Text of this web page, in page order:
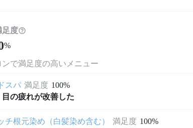
足度
%
で満足度の高いメニュー
スパ 満足度 100%
の疲れが改善した
チ根元染め（白髪染め含む） 満足度 100%